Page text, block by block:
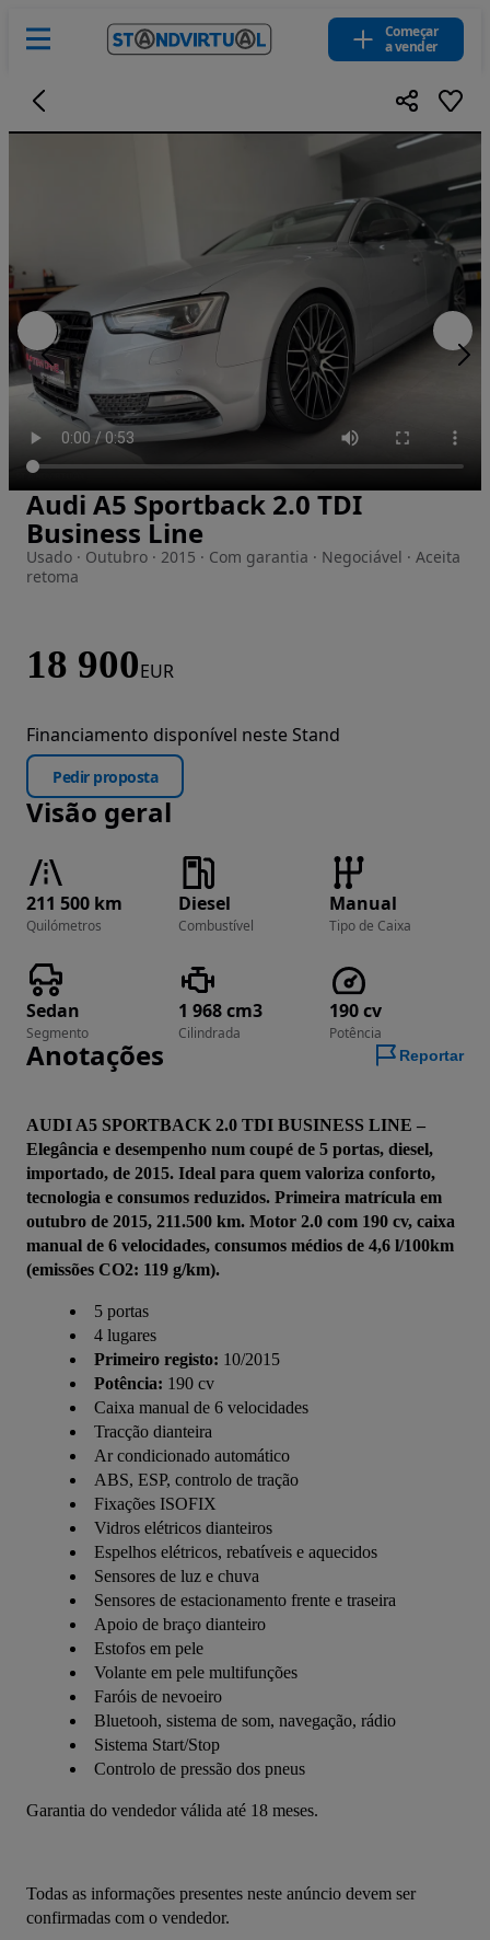
Começar
a vender
Imagem 1 de 30
Audi A5 Sportback 2.0 TDI
Business Line
Usado · Outubro · 2015 · Com garantia · Negociável · Aceita
retoma
18 900EUR
Financiamento disponível neste Stand
Pedir proposta
Visão geral
211 500 km
Quilómetros
Diesel
Combustível
Manual
Tipo de Caixa
Sedan
Segmento
1 968 cm3
Cilindrada
190 cv
Potência
Anotações Reportar
AUDI A5 SPORTBACK 2.0 TDI BUSINESS LINE –
Elegância e desempenho num coupé de 5 portas, diesel,
importado, de 2015. Ideal para quem valoriza conforto,
tecnologia e consumos reduzidos. Primeira matrícula em
outubro de 2015, 211.500 km. Motor 2.0 com 190 cv, caixa
manual de 6 velocidades, consumos médios de 4,6 l/100km
(emissões CO2: 119 g/km).
5 portas
4 lugares
Primeiro registo: 10/2015
Potência: 190 cv
Caixa manual de 6 velocidades
Tracção dianteira
Ar condicionado automático
ABS, ESP, controlo de tração
Fixações ISOFIX
Vidros elétricos dianteiros
Espelhos elétricos, rebatíveis e aquecidos
Sensores de luz e chuva
Sensores de estacionamento frente e traseira
Apoio de braço dianteiro
Estofos em pele
Volante em pele multifunções
Faróis de nevoeiro
Bluetooh, sistema de som, navegação, rádio
Sistema Start/Stop
Controlo de pressão dos pneus
Garantia do vendedor válida até 18 meses.
Todas as informações presentes neste anúncio devem ser
confirmadas com o vendedor.